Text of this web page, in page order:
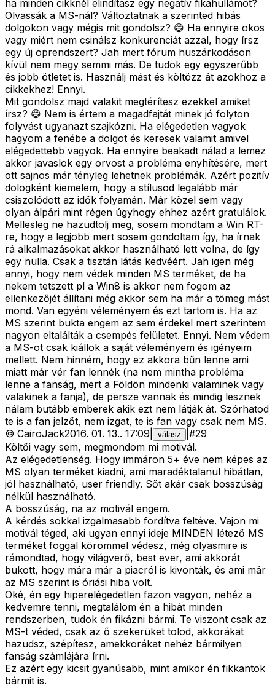
ha minden cikknél elindítasz egy negatív fikahullámot?
Olvassák a MS-nál? Változtatnak a szerinted hibás
dolgokon vagy mégis mit gondolsz? 😄 Ha ennyire okos
vagy miért nem csinálsz konkurenciát azzal, hogy írsz
egy új oprendszert? Jah mert fórum huszárkodáson
kívül nem megy semmi más. De tudok egy egyszerűbb
és jobb ötletet is. Használj mást és költözz át azokhoz a
cikkekhez! Ennyi.
Mit gondolsz majd valakit megtérítesz ezekkel amiket
írsz? 😄 Nem is értem a magadfajtát minek jó folyton
folyvást ugyanazt szajkózni. Ha elégedetlen vagyok
hagyom a fenébe a dolgot és keresek valamit amivel
elégedettebb vagyok. Ha ennyire beakadt nálad a lemez
akkor javaslok egy orvost a probléma enyhítésére, mert
ott sajnos már tényleg lehetnek problémák. Azért pozitív
dologként kiemelem, hogy a stílusod legalább már
csiszolódott az idők folyamán. Már közel sem vagy
olyan álpári mint régen úgyhogy ehhez azért gratulálok.
Mellesleg ne hazudtolj meg, sosem mondtam a Win RT-
re, hogy a legjobb mert sosem gondoltam így, ha írnak
rá alkalmazásokat akkor használható lett volna, de így
egy nulla. Csak a tisztán látás kedvéért. Jah igen még
annyi, hogy nem védek minden MS terméket, de ha
nekem tetszett pl a Win8 is akkor nem fogom az
ellenkezőjét állítani még akkor sem ha már a tömeg mást
mond. Van egyéni véleményem és ezt tartom is. Ha az
MS szerint bukta engem az sem érdekel mert szerintem
nagyon eltalálták a csempés felületet. Ennyi. Nem védem
a MS-ot csak kiállok a saját véleményem és igényeim
mellett. Nem hinném, hogy ez akkora bűn lenne ami
miatt már vér fan lennék (na nem mintha probléma
lenne a fanság, mert a Földön mindenki valaminek vagy
valakinek a fanja), de persze vannak és mindig lesznek
nálam butább emberek akik ezt nem látják át. Szórhatod
te is a fan jelzőt, nem izgat, te is fan vagy csak nem MS.
© CairoJack2016. 01. 13.. 17:09 válasz #29
Költői vagy sem, megmondom mi motivál.
Az elégedetlenség. Hogy immáron 5+ éve nem képes az
MS olyan terméket kiadni, ami maradéktalanul hibátlan,
jól használható, user friendly. Sőt akár csak bosszúság
nélkül használható.
A bosszúság, na az motivál engem.
A kérdés sokkal izgalmasabb fordítva feltéve. Vajon mi
motivál téged, aki ugyan ennyi ideje MINDEN létező MS
terméket foggal körömmel védesz, még olyasmire is
rámondtad, hogy világverő, best ever, ami akkorát
bukott, hogy mára már a piacról is kivonták, és ami már
az MS szerint is óriási hiba volt.
Oké, én egy hiperelégedetlen fazon vagyon, nehéz a
kedvemre tenni, megtalálom én a hibát minden
rendszerben, tudok én fikázni bármi. Te viszont csak az
MS-t véded, csak az ő szekerüket tolod, akkorákat
hazudsz, szépítesz, amekkorákat nehéz bármilyen
fanság számlájára írni.
Ez azért egy kicsit gyanúsabb, mint amikor én fikkantok
bármit is.